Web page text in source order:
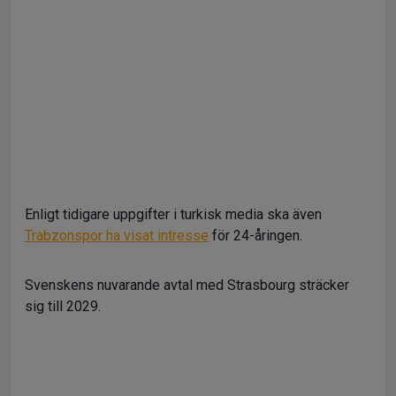
Enligt tidigare uppgifter i turkisk media ska även
Trabzonspor ha visat intresse för 24-åringen.
Svenskens nuvarande avtal med Strasbourg sträcker
sig till 2029.